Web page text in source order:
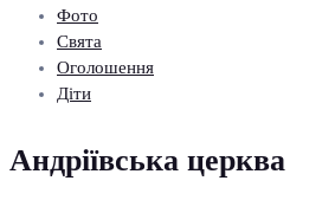
Фото
Свята
Оголошення
Діти
Андріївська церква